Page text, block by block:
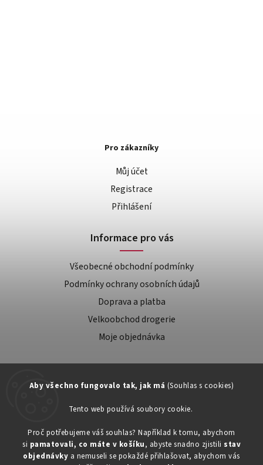
Aby všechno fungovalo tak, jak má (Souhlas s cookies)
Tento web používá soubory cookie.
Proč potřebujeme váš souhlas? Například k tomu, abychom
si pamatovali, co máte v košíku, abyste snadno zjistili stav
objednávky a nemuseli se pokaždé přihlašovat, abychom vás
734603917
Pro zákazníky
Můj účet
Registrace
Přihlášení
Informace pro vás
Všeobecné obchodní podmínky
Podmínky ochrany osobních údajů
Doprava a platba
Velkoobchod drogerie
Moje objednávka